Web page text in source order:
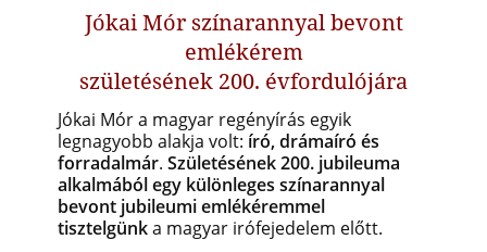
Jókai Mór színarannyal bevont
emlékérem
születésének 200. évfordulójára
Jókai Mór a magyar regényírás egyik
legnagyobb alakja volt: író, drámaíró és
forradalmár. Születésének 200. jubileuma
alkalmából egy különleges színarannyal
bevont jubileumi emlékéremmel
tisztelgünka magyar irófejedelem előtt.